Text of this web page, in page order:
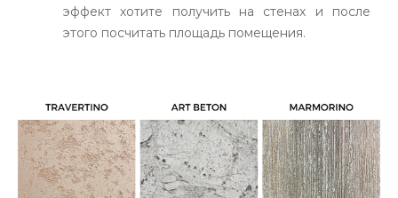
эффект хотите получить на стенах и после
этого посчитать площадь помещения.